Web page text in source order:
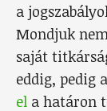
a
Mondjuk
saját
eddig, pedig
el a határon